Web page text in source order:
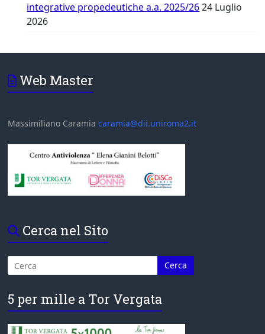
integrative propedeutiche a.a. 2025/26 24 Luglio
2026
Web Master
Massimiliano Caramiacaramia@dii.uniroma2.it
Cerca nel Sito
5 per mille a Tor Vergata